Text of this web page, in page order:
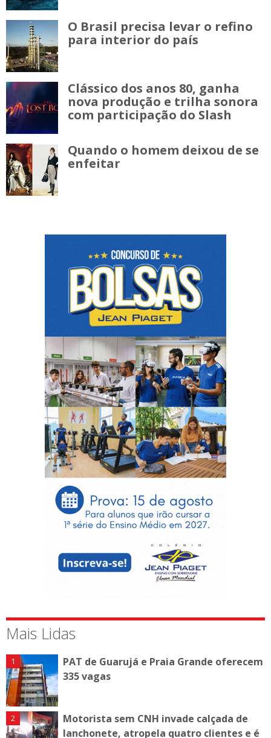
O Brasil precisa levar o refino
para interior do país
Clássico dos anos 80, ganha
nova produção e trilha sonora
com participação do Slash
Quando o homem deixou de se
enfeitar
Mais Lidas
PAT de Guarujá e Praia Grande oferecem
335 vagas
Motorista sem CNH invade calçada de
lanchonete, atropela quatro clientes e é